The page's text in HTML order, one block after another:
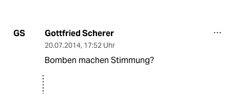
GS Gottfried Scherer
20.07.2014, 17:52 Uhr
Bomben machen Stimmung?